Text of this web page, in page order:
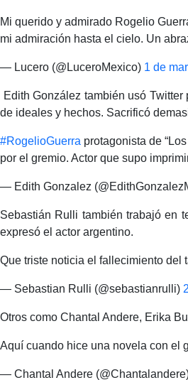
VER
Mi querido y admirado Rogelio
mi admiración hasta el cielo. Un
— Lucero (@LuceroMexico) 1 de
Edith González también usó
de ideales y hechos. Sacrificó
#RogelioGuerra protagonista de
por el gremio. Actor que supo
— Edith Gonzalez
Sebastián Rulli también trabajó en
expresó el actor argentino.
Que triste noticia el fallecimiento del
— Sebastian Rulli (@sebastianrulli)
Otros como Chantal Andere, Erika
Aquí cuando hice una novela con el
— Chantal Andere